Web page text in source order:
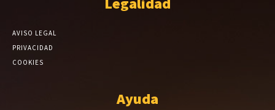
AVISO LEGAL
PRIVACIDAD
COOKIES
Ayuda